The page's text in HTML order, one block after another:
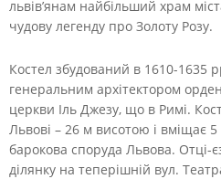
львів’янам найбільший храм
чудову легенду про Золоту Розу.
Костел збудований в 1610-1635
генеральним архітектором
церкви Іль Джезу, що в Римі.
Львові – 26 м висотою і вміщає
барокова споруда Львова. Отці-
ділянку на теперішній вул.